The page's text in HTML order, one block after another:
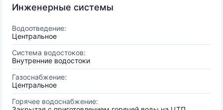
Инженерные системы
Водоотведение:
Центральное
Система водостоков:
Внутренние водостоки
Газоснабжение:
Центральное
Горячее водоснабжение: